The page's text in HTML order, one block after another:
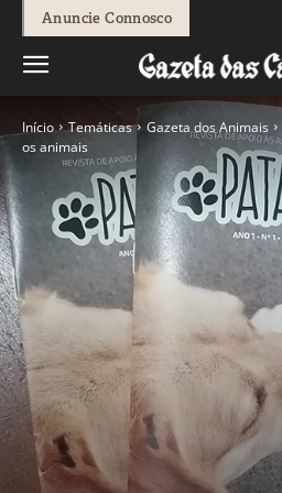
Anuncie Connosco
Início Temáticas Gazeta dos Animais
os animais